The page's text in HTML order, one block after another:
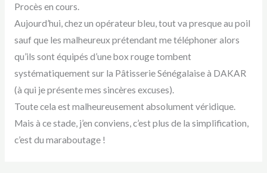
Procès en cours.
Aujourd’hui, chez un opérateur bleu, tout va presque au poil
sauf que les malheureux prétendant me téléphoner alors
qu’ils sont équipés d’une box rouge tombent
systématiquement sur la Pâtisserie Sénégalaise à DAKAR
(à qui je présente mes sincères excuses).
Toute cela est malheureusement absolument véridique.
Mais à ce stade, j’en conviens, c’est plus de la simplification,
c’est du maraboutage !